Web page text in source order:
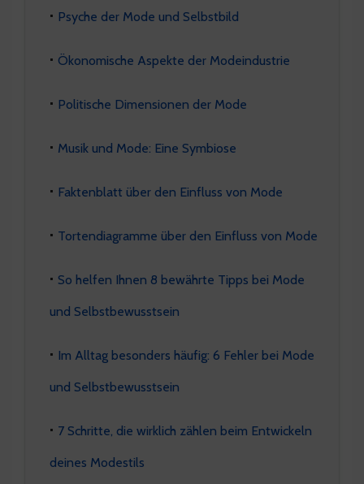
Psyche der Mode und Selbstbild
Ökonomische Aspekte der Modeindustrie
Politische Dimensionen der Mode
Musik und Mode: Eine Symbiose
Faktenblatt über den Einfluss von Mode
Tortendiagramme über den Einfluss von Mode
So helfen Ihnen 8 bewährte Tipps bei Mode
und Selbstbewusstsein
Im Alltag besonders häufig: 6 Fehler bei Mode
und Selbstbewusstsein
7 Schritte, die wirklich zählen beim Entwickeln
deines Modestils